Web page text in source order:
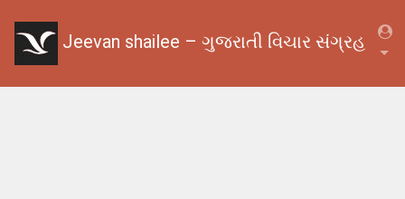
Jeevan shailee – ગુજરાતી વિચાર સંગ્રહ